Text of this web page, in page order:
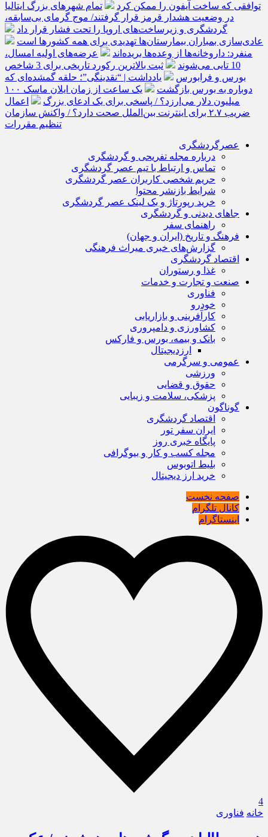
توافقی که ساخت آیفون را ممکن کرد
تمام شهرهای بزرگ ایتالیا
در وضعیت هشدار قرمز قرار گرفتند/ موج گرمای بی‌سابقه،
گردشگری و زیرساخت‌های اروپا را تحت فشار قرار داد
عادی‌سازی بمباران بیمارستان‌ها تهدیدی برای همه کشورها است
منفرد: داروخانه‌ها از وعده‌ها بریده‌اند
عرضه‌های اولیه امسال،
10 تایی می‌شوند
ثبت بالاترین رکورد تاریخی برای 3 شاخص
بورس و فرابورس
یادداشت | “نقدینگی”؛ حلقه گمشده‌ای که
دوباره به بورس بازگشت
یک ساعت از زمان ایلان ماسک ۱۰۰
میلیون دلار می‌ارزد؟ / پاسخی برای یک ادعای بزرگ
اعمال
ضریب ۲.۷ برای اینترنت بین‌الملل صحت دارد؟ / واکنش سازمان
تنظیم مقررات
عصرگردشگری
درباره مجله تفریحی و گردشگری
تماس و ارتباط با تیم عصر گردشگری
حریم شخصی کاربران عصر گردشگری
شرایط بازنشر محتوا
خرید رپورتاژ و بک لینک عصر گردشگری
جاهای دیدنی و گردشگری
راهنمای سفر
فرهنگ و تاریخ (ایران و جهان)
گزارش‌های خبری میراث فرهنگی
اقتصاد گردشگری
غذا و رستوران
صنعت و تجارت و خدمات
فناوری
خودرو
کارآفرینی و بازاریابی
کشاورزی و دامپروری
بانک و بیمه، بورس و فارکس
ارزدیجیتال
عمومی و سرگرمی
ورزشی
حقوق و قضایی
پزشکی، سلامت و زیبایی
گوناگون
اقتصاد گردشگری
ایران سفر تور
پایگاه خبری روز
مجله کسب و کار و بیوگرافی
بلیط اتوبوس
خرید ارز دیجیتال
صفحه نخست
کانال تلگرام
اینستاگرام
4
خانه فناوری